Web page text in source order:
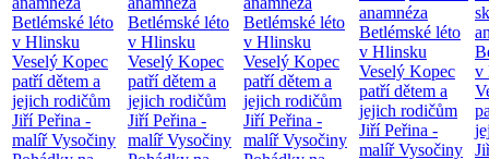
Betlémské léto
v Hlinsku
Veselý Kopec
patří dětem a
jejich rodičům
Jiří Peřina -
malíř Vysočiny
Betlémské léto
v Hlinsku
Veselý Kopec
patří dětem a
jejich rodičům
Jiří Peřina -
malíř Vysočiny
Betlémské léto
v Hlinsku
Veselý Kopec
patří dětem a
jejich rodičům
Jiří Peřina -
malíř Vysočiny
anamnéza
Betlémské léto
v Hlinsku
Veselý Kopec
patří dětem a
jejich rodičům
Jiří Peřina -
malíř Vysočiny
v